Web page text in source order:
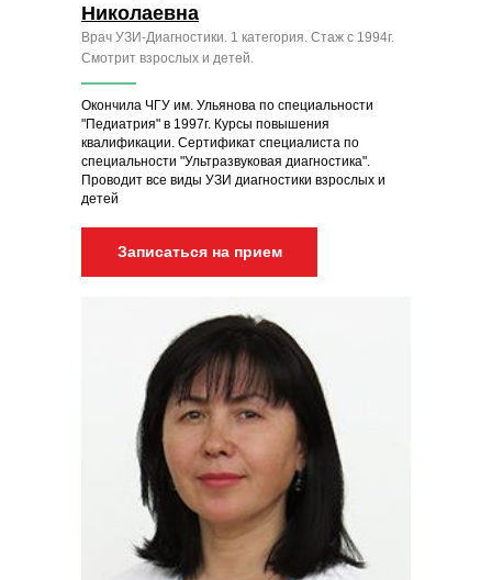
Врач УЗИ-Диагностики. 1 категория. Стаж с 1994г.
Смотрит взрослых и детей.
Николаевна
Окончила ЧГУ им. Ульянова по специальности
"Педиатрия" в 1997г. Курсы повышения
квалификации. Сертификат специалиста по
специальности "Ультразвуковая диагностика".
Проводит все виды УЗИ диагностики взрослых и
детей
Записаться на прием